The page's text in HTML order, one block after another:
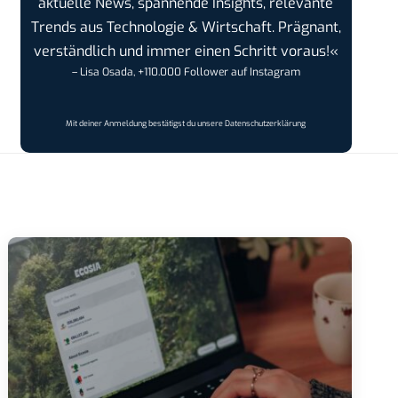
Trends aus Technologie & Wirtschaft. Prägnant,
verständlich und immer einen Schritt voraus!«
– Lisa Osada, +110.000 Follower auf Instagram
Mit deiner Anmeldung bestätigst du unsereDatenschutzerklärung